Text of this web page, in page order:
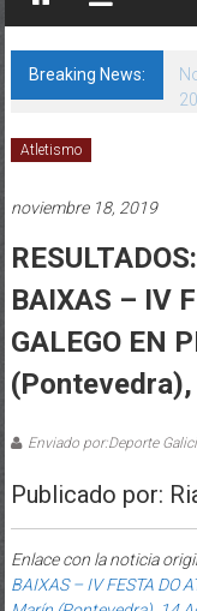
Breaking News:
Atletismo
noviembre 18, 2019
BAIXAS – IV
GALEGO EN
Enviado por:Deporte
Publicado por:
Enlace con la noticia
BAIXAS – IV FESTA DO